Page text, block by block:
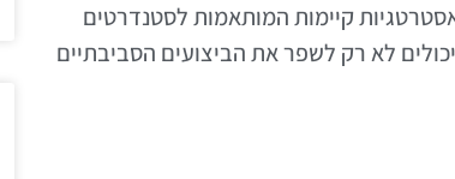
קיימות המותאמות לסטנדרטים
לא רק לשפר את הביצועים הסביבתיים